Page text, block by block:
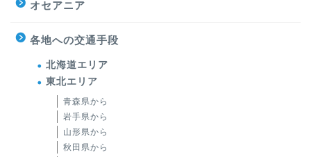
オセアニア
各地への交通手段
北海道エリア
東北エリア
青森県から
岩手県から
山形県から
秋田県から